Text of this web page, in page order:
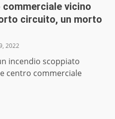
vicino
circuito, un morto
2022
incendio scoppiato
centro commerciale